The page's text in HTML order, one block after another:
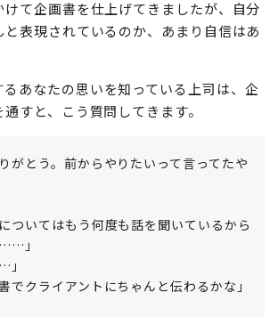
けて企画書を仕上げてきましたが、自分
表現されているのか、あまり自信はあ
るあなたの思いを知っている上司は、企
すと、こう質問してきます。
がとう。前からやりたいって言ってたや
についてはもう何度も話を聞いているから
」
」
でクライアントにちゃんと伝わるかな」